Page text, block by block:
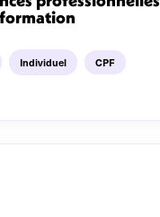
Individuel CPF